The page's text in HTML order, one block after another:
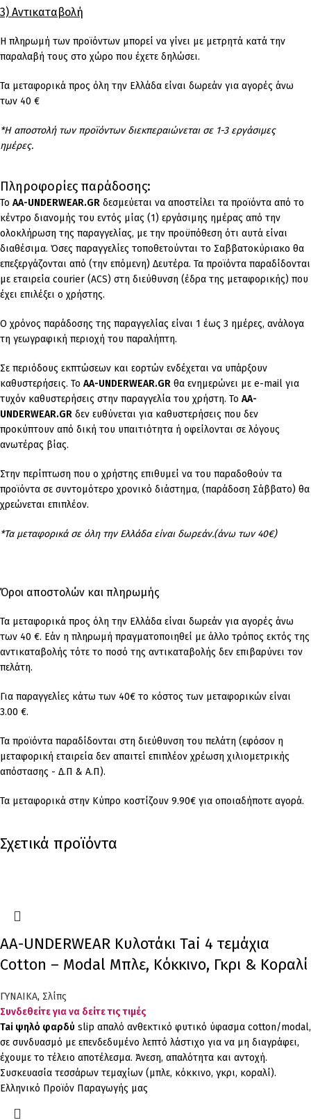
3) Αντικαταβολή
Η πληρωμή των προϊόντων μπορεί να γίνει με μετρητά κατά την
παραλαβή τους στο χώρο που έχετε δηλώσει.
Τα μεταφορικά προς όλη την Ελλάδα είναι δωρεάν για αγορές άνω
των 40 €
*Η αποστολή των προϊόντων διεκπεραιώνεται σε 1-3 εργάσιμες
ημέρες.
Πληροφορίες παράδοσης:
To AA-UNDERWEAR.GR δεσμεύεται να αποστείλει τα προϊόντα από το
κέντρο διανομής του εντός μίας (1) εργάσιμης ημέρας από την
ολοκλήρωση της παραγγελίας, με την προϋπόθεση ότι αυτά είναι
διαθέσιμα. Όσες παραγγελίες τοποθετούνται το Σαββατοκύριακο θα
επεξεργάζονται από (την επόμενη) Δευτέρα. Τα προϊόντα παραδίδονται
με εταιρεία courier (ACS) στη διεύθυνση (έδρα της μεταφορικής) που
έχει επιλέξει ο χρήστης.
Ο χρόνος παράδοσης της παραγγελίας είναι 1 έως 3 ημέρες, ανάλογα
τη γεωγραφική περιοχή του παραλήπτη.
Σε περιόδους εκπτώσεων και εορτών ενδέχεται να υπάρξουν
καθυστερήσεις. Το AA-UNDERWEAR.GR θα ενημερώνει με e-mail για
τυχόν καθυστερήσεις στην παραγγελία του χρήστη. Το AA-
UNDERWEAR.GR δεν ευθύνεται για καθυστερήσεις που δεν
προκύπτουν από δική του υπαιτιότητα ή οφείλονται σε λόγους
ανωτέρας βίας.
Στην περίπτωση που ο χρήστης επιθυμεί να του παραδοθούν τα
προϊόντα σε συντομότερο χρονικό διάστημα, (παράδοση Σάββατο) θα
χρεώνεται επιπλέον.
*Τα μεταφορικά σε όλη την Ελλάδα είναι δωρεάν.(άνω των 40€)
Όροι αποστολών και πληρωμής
Τα μεταφορικά προς όλη την Ελλάδα είναι δωρεάν για αγορές άνω
των 40 €. Εάν η πληρωμή πραγματοποιηθεί με άλλο τρόπος εκτός της
αντικαταβολής τότε το ποσό της αντικαταβολής δεν επιβαρύνει τον
πελάτη.
Για παραγγελίες κάτω των 40€ το κόστος των μεταφορικών είναι
3.00 €.
Τα προϊόντα παραδίδονται στη διεύθυνση του πελάτη (εφόσον η
μεταφορική εταιρεία δεν απαιτεί επιπλέον χρέωση χιλιομετρικής
απόστασης - Δ.Π & Α.Π).
Τα μεταφορικά στην Κύπρο κοστίζουν 9.90€ για οποιαδήποτε αγορά.
Σχετικά προϊόντα
AA-UNDERWEAR Κυλοτάκι Tai 4 τεμάχια
Cotton – Modal Μπλε, Κόκκινο, Γκρι & Κοραλί
ΓΥΝΑΙΚΑ, Σλίπς
Συνδεθείτε για να δείτε τις τιμές
Tai ψηλό φαρδύ slip απαλό ανθεκτικό φυτικό ύφασμα cotton/modal,
σε συνδυασμό με επενδεδυμένο λεπτό λάστιχο για να μη διαγράφει,
έχουμε το τέλειο αποτέλεσμα. Άνεση, απαλότητα και αντοχή.
Συσκευασία τεσσάρων τεμαχίων (μπλε, κόκκινο, γκρι, κοραλί).
Ελληνικό Προϊόν Παραγωγής μας